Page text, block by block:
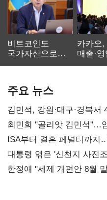
비트코인도
국가자산으로…'
카카오,
매출·
주요 뉴스
김민석, 강원·대구·경북
최민희 "골리앗 김민석"…
ISA부터 결혼 페널티까지
챙기기'
대통령 엮은 '신천지 사진
한정애 "세제 개편안 8월